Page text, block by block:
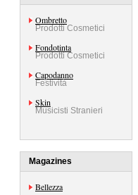
Ombretto
Prodotti Cosmetici
Fondotinta
Prodotti Cosmetici
Capodanno
Festività
Skin
Musicisti Stranieri
Magazines
Bellezza